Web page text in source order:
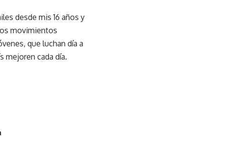
desde mis 16 años y
movimientos
que luchan día a
mejoren cada día.